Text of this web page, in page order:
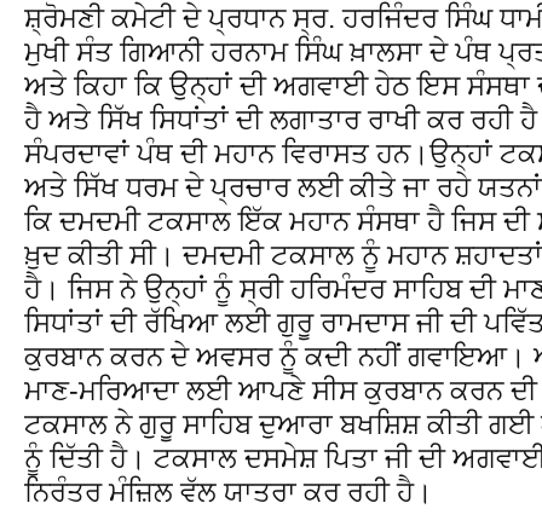
ਸ਼੍ਰੋਮਣੀ ਕਮੇਟੀ ਦੇ ਪ੍ਰਧਾਨ ਸ੍ਰ. ਹਰਜਿੰਦਰ ਸਿੰਘ
ਮੁਖੀ ਸੰਤ ਗਿਆਨੀ ਹਰਨਾਮ ਸਿੰਘ ਖ਼ਾਲਸਾ ਦੇ ਪੰਥ
ਅਤੇ ਕਿਹਾ ਕਿ ਉਨ੍ਹਾਂ ਦੀ ਅਗਵਾਈ ਹੇਠ ਇਸ ਸੰਸਥਾ
ਹੈ ਅਤੇ ਸਿੱਖ ਸਿਧਾਂਤਾਂ ਦੀ ਲਗਾਤਾਰ ਰਾਖੀ ਕਰ ਰਹੀ
ਸੰਪਰਦਾਵਾਂ ਪੰਥ ਦੀ ਮਹਾਨ ਵਿਰਾਸਤ ਹਨ।ਉਨ੍ਹਾਂ
ਅਤੇ ਸਿੱਖ ਧਰਮ ਦੇ ਪ੍ਰਚਾਰ ਲਈ ਕੀਤੇ ਜਾ ਰਹੇ
ਕਿ ਦਮਦਮੀ ਟਕਸਾਲ ਇੱਕ ਮਹਾਨ ਸੰਸਥਾ ਹੈ ਜਿਸ ਦੀ
ਖ਼ੁਦ ਕੀਤੀ ਸੀ। ਦਮਦਮੀ ਟਕਸਾਲ ਨੂੰ ਮਹਾਨ
ਹੈ। ਜਿਸ ਨੇ ਉਨ੍ਹਾਂ ਨੂੰ ਸ੍ਰੀ ਹਰਿਮੰਦਰ ਸਾਹਿਬ ਦੀ
ਸਿਧਾਂਤਾਂ ਦੀ ਰੱਖਿਆ ਲਈ ਗੁਰੂ ਰਾਮਦਾਸ ਜੀ ਦੀ
ਕੁਰਬਾਨ ਕਰਨ ਦੇ ਅਵਸਰ ਨੂੰ ਕਦੀ ਨਹੀਂ ਗਵਾਇਆ।
ਮਾਣ-ਮਰਿਆਦਾ ਲਈ ਆਪਣੇ ਸੀਸ ਕੁਰਬਾਨ ਕਰਨ ਦੀ
ਟਕਸਾਲ ਨੇ ਗੁਰੂ ਸਾਹਿਬ ਦੁਆਰਾ ਬਖਸ਼ਿਸ਼ ਕੀਤੀ
ਨੂੰ ਦਿੱਤੀ ਹੈ। ਟਕਸਾਲ ਦਸਮੇਸ਼ ਪਿਤਾ ਜੀ ਦੀ
ਨਿਰੰਤਰ ਮੰਜ਼ਿਲ ਵੱਲ ਯਾਤਰਾ ਕਰ ਰਹੀ ਹੈ।